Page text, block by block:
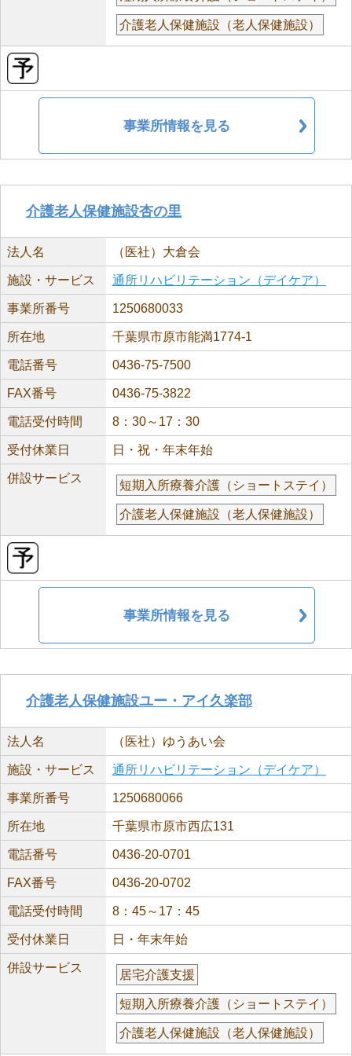
介護老人保健施設（老人保健施設）
事業所情報を見る
介護老人保健施設杏の里
法人名 （医社）大倉会
施設・サービス 通所リハビリテーション（デイケア）
事業所番号 1250680033
所在地 千葉県市原市能満1774-1
電話番号 0436-75-7500
FAX番号 0436-75-3822
電話受付時間 8：30～17：30
受付休業日 日・祝・年末年始
併設サービス
短期入所療養介護（ショートステイ）
介護老人保健施設（老人保健施設）
事業所情報を見る
介護老人保健施設ユー・アイ久楽部
法人名 （医社）ゆうあい会
施設・サービス 通所リハビリテーション（デイケア）
事業所番号 1250680066
所在地 千葉県市原市西広131
電話番号 0436-20-0701
FAX番号 0436-20-0702
電話受付時間 8：45～17：45
受付休業日 日・年末年始
併設サービス
居宅介護支援
短期入所療養介護（ショートステイ）
介護老人保健施設（老人保健施設）